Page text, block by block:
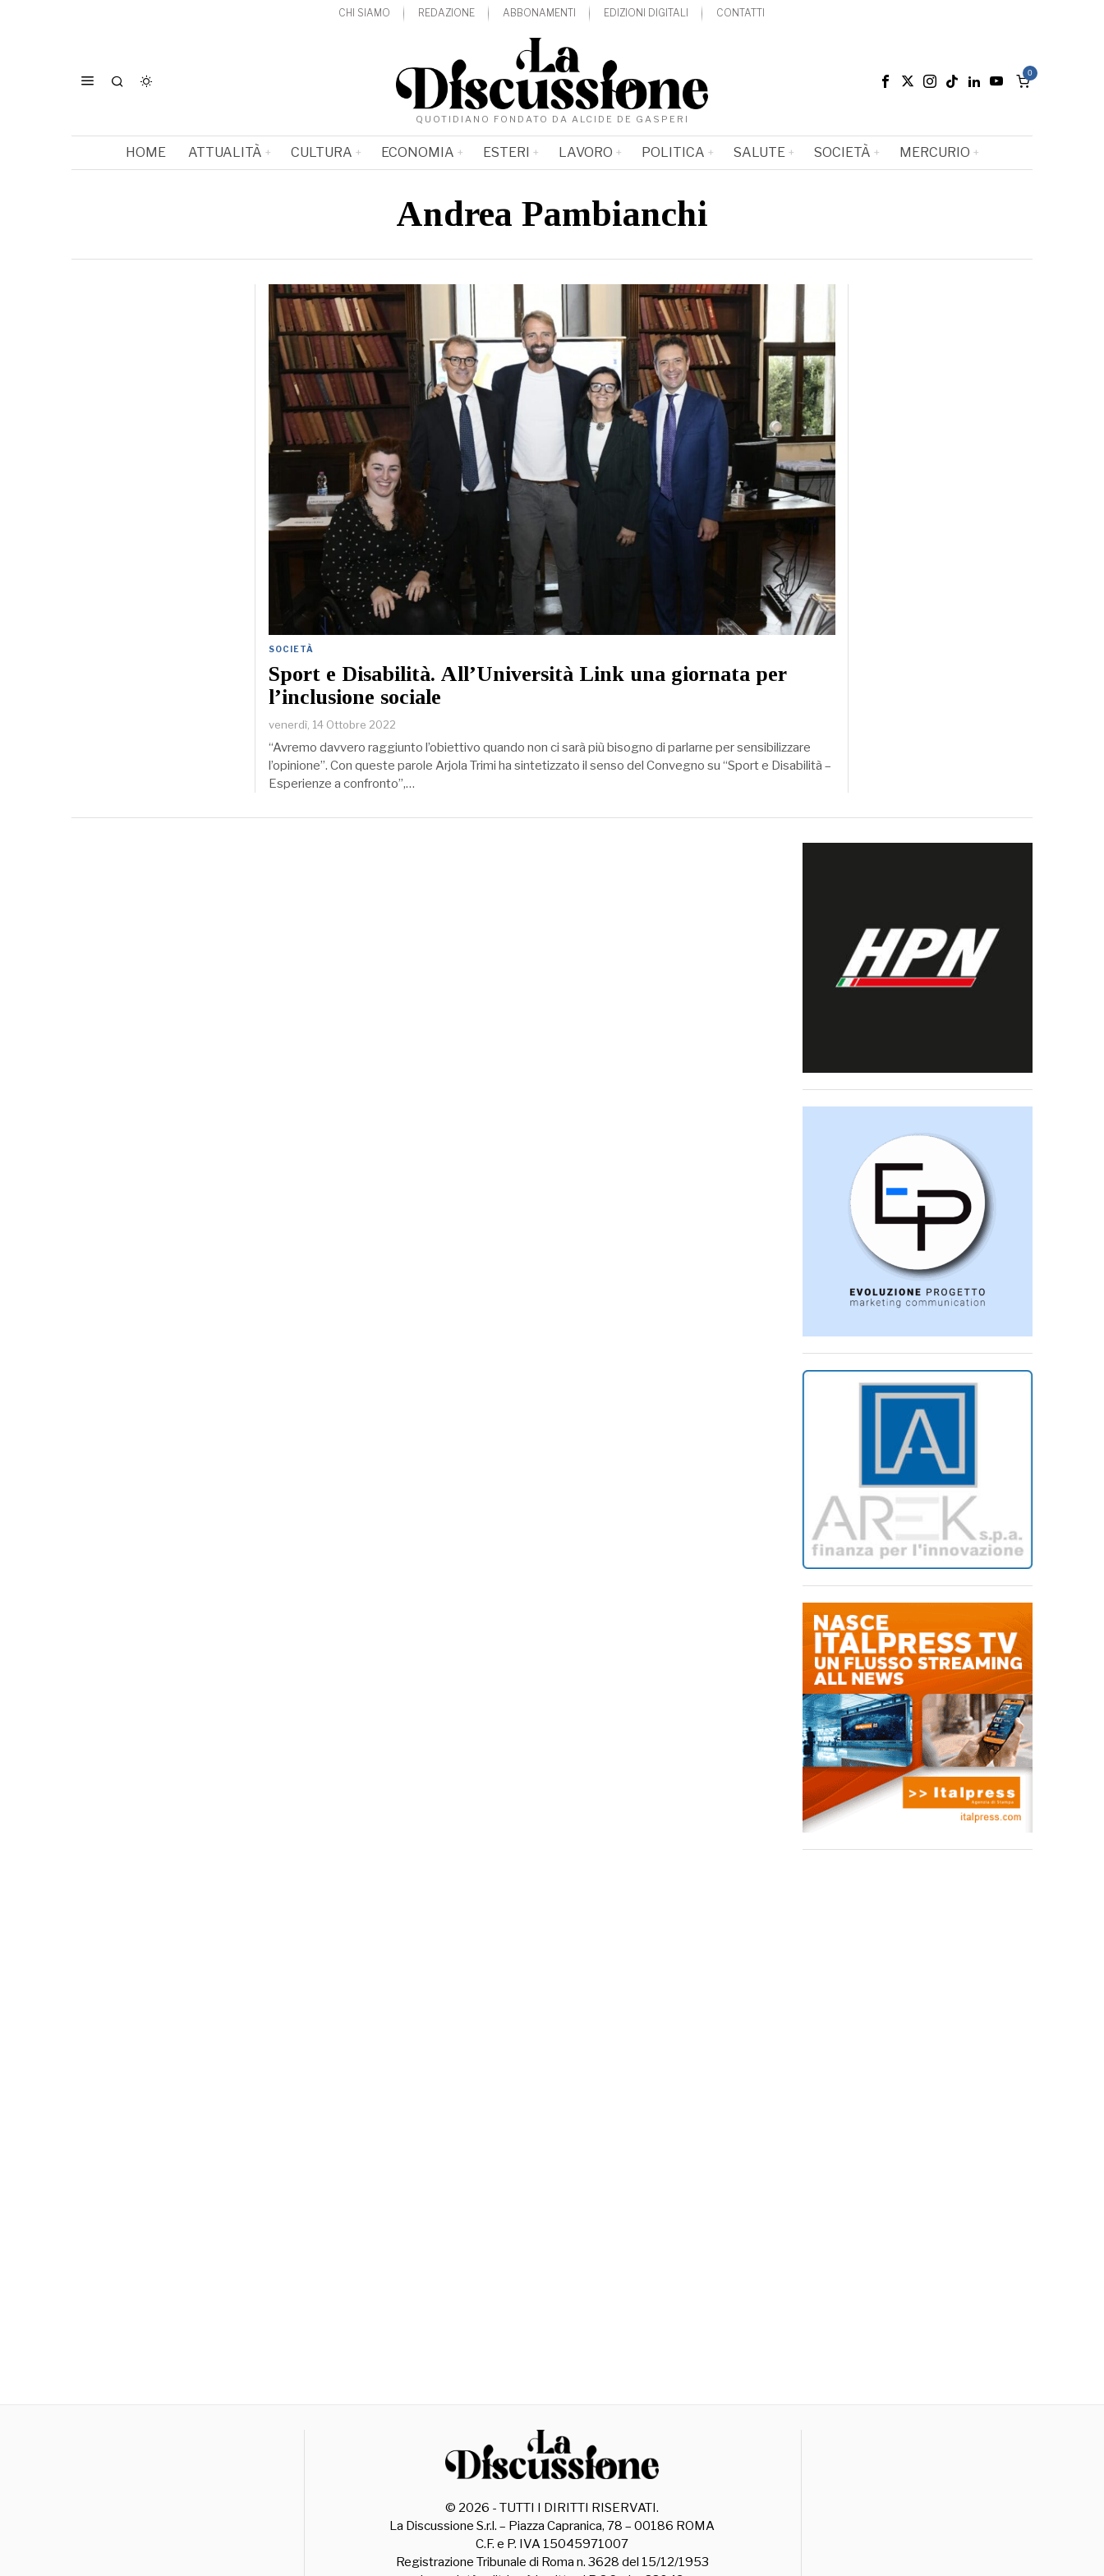
CHI SIAMO REDAZIONE ABBONAMENTI EDIZIONI DIGITALI CONTATTI
QUOTIDIANO FONDATO DA ALCIDE DE GASPERI
0
HOME ATTUALITÀ CULTURA ECONOMIA ESTERI LAVORO POLITICA SALUTE SOCIETÀ MERCURIO
Andrea Pambianchi
SOCIETÀ
Sport e Disabilità. All’Università Link una giornata per
l’inclusione sociale
venerdì, 14 Ottobre 2022
“Avremo davvero raggiunto l’obiettivo quando non ci sarà più bisogno di parlarne per sensibilizzare
l’opinione”. Con queste parole Arjola Trimi ha sintetizzato il senso del Convegno su “Sport e Disabilità –
Esperienze a confronto”,…
© 2026 - TUTTI I DIRITTI RISERVATI.
La Discussione S.r.l. – Piazza Capranica, 78 – 00186 ROMA
C.F. e P. IVA 15045971007
Registrazione Tribunale di Roma n. 3628 del 15/12/1953